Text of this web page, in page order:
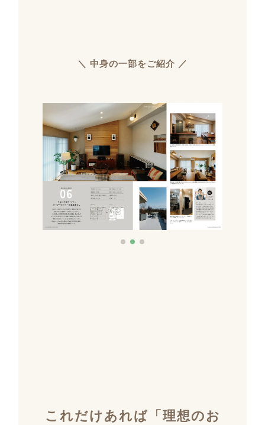
＼ 中身の一部をご紹介 ／
これだけあれば「理想のお